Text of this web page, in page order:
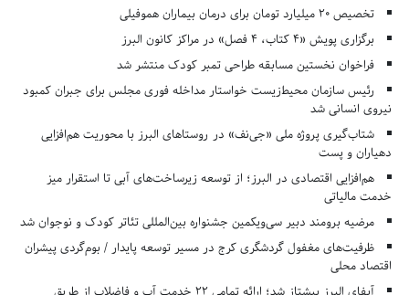
تخصیص ۲۰ میلیارد تومان برای درمان بیماران هموفیلی
برگزاری پویش «۴ کتاب، ۴ فصل» در مراکز کانون البرز
فراخوان نخستین مسابقه طراحی تمبر کودک منتشر شد
رئیس سازمان محیط‌زیست خواستار مداخله فوری مجلس برای جبران کمبود
نیروی انسانی شد
شتاب‌گیری پروژه ملی «جی‌نف» در روستاهای البرز با محوریت هم‌افزایی
دهیاران و پست
هم‌افزایی اقتصادی در البرز؛ از توسعه زیرساخت‌های آبی تا استقرار میز
خدمت مالیاتی
مرضیه برومند دبیر سی‌ویکمین جشنواره بین‌المللی تئاتر کودک و نوجوان شد
ظرفیت‌های مغفول گردشگری کرج در مسیر توسعه پایدار / بوم‌گردی پیشران
اقتصاد محلی